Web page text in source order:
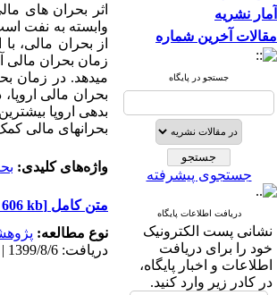
آمار نشریه
مقالات آخرین شماره
جستجو در پایگاه
جستجوی پیشرفته
دریافت اطلاعات پایگاه
نشانی پست الکترونیک
خود را برای دریافت
اطلاعات و اخبار پایگاه،
در کادر زیر وارد کنید.
اثر بحران ­های
وابسته به نفت
زمان بحران مالی
می­دهد. در زمان
بحران مالی
بدهی اروپا
بحران­های مالی
واژه‌های کلیدی:
متن کامل [PDF 606 kb]
نوع مطالعه:
دریافت: 1399/8/6 | پذیرش: 1399/9/26 | انتشار: 1399/9/29